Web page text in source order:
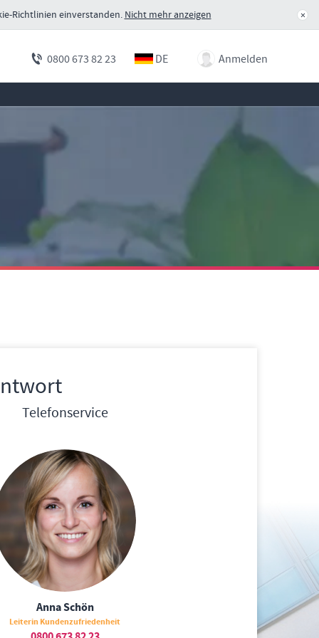
×
Richtlinien einverstanden. Nicht mehr anzeigen
0800 673 82 23 DE Anmelden
Telefonservice
Anna Schön
Leiterin Kundenzufriedenheit